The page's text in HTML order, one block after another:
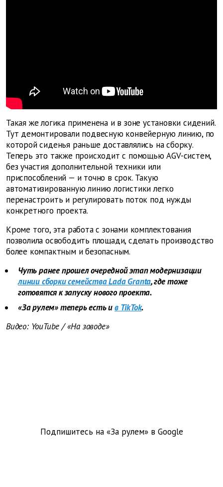
Такая же логика применена и в зоне установки сидений.
Тут демонтировали подвесную конвейерную линию, по
которой сиденья раньше доставлялись на сборку.
Теперь это также происходит с помощью AGV-систем,
без участия дополнительной техники или
приспособлений — и точно в срок. Такую
автоматизированную линию логистики легко
перенастроить и регулировать поток под нужды
конкретного проекта.
Кроме того, эта работа с зонами комплектования
позволила освободить площади, сделать производство
более компактным и безопасным.
Чуть ранее прошел очередной этап модернизации
линии сборки семейства Lada Granta, где тоже
готовятся к запуску нового проекта.
«За рулем» теперь есть ив TikTok.
Видео: YouTube / «На заводе»
Подпишитесь на «За рулем» в Google